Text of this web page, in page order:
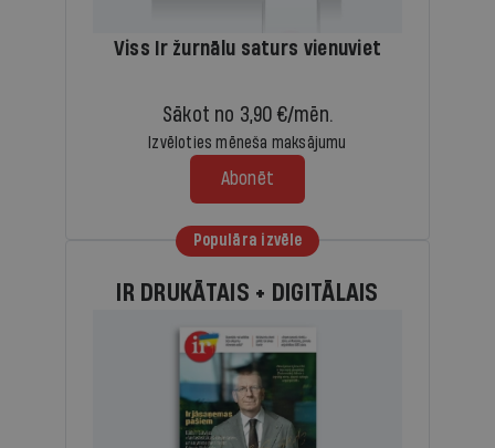
Viss Ir žurnālu saturs vienuviet
Sākot no 3,90 €/mēn.
Izvēloties mēneša maksājumu
Abonēt
Populāra izvēle
IR DRUKĀTAIS + DIGITĀLAIS